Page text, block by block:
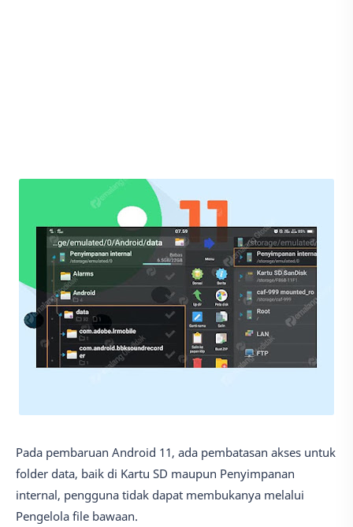
Pada pembaruan Android 11, ada pembatasan akses untuk
folder data, baik di Kartu SD maupun Penyimpanan
internal, pengguna tidak dapat membukanya melalui
Pengelola file bawaan.